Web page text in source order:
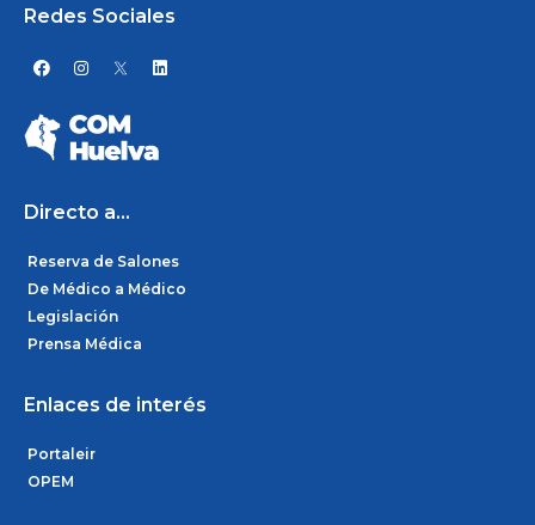
Redes Sociales
F
a
e
b
o
o
I
n
a
g
r
L
i
i
Directo a...
Reserva de Salones
De Médico a Médico
Legislación
Prensa Médica
Enlaces de interés
Portaleir
OPEM